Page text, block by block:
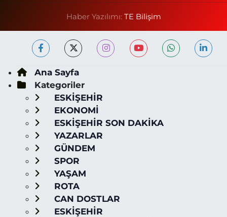
Haber Yazılımı: TE Bilişim
Ana Sayfa
Kategoriler
ESKİŞEHİR
EKONOMİ
ESKİŞEHİR SON DAKİKA
YAZARLAR
GÜNDEM
SPOR
YAŞAM
ROTA
CAN DOSTLAR
ESKİŞEHİR